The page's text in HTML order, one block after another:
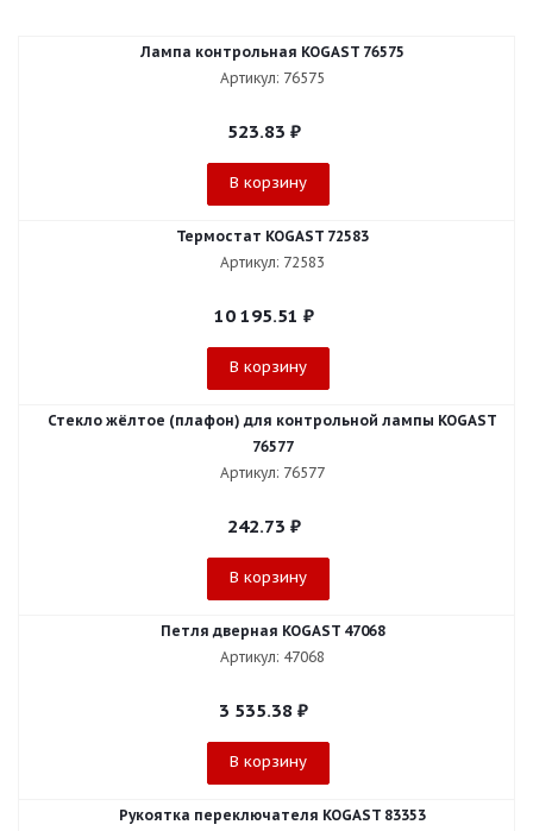
Лампа контрольная KOGAST 76575
Артикул: 76575
523.83 ₽
В корзину
Термостат KOGAST 72583
Артикул: 72583
10 195.51 ₽
В корзину
Стекло жёлтое (плафон) для контрольной лампы KOGAST
76577
Артикул: 76577
242.73 ₽
В корзину
Петля дверная KOGAST 47068
Артикул: 47068
3 535.38 ₽
В корзину
Рукоятка переключателя KOGAST 83353